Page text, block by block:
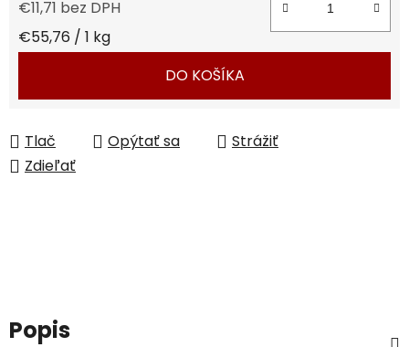
€11,71 bez DPH
Jednotková cena:
€55,76 / 1 kg
DO KOŠÍKA
Tlač Opýtať sa
Strážiť
Zdieľať
Popis